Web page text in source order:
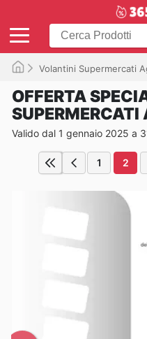
Volantini Supermercati
OFFERTA
SUPERMERCATI
Valido dal 1 gennaio 2025 a
1 2